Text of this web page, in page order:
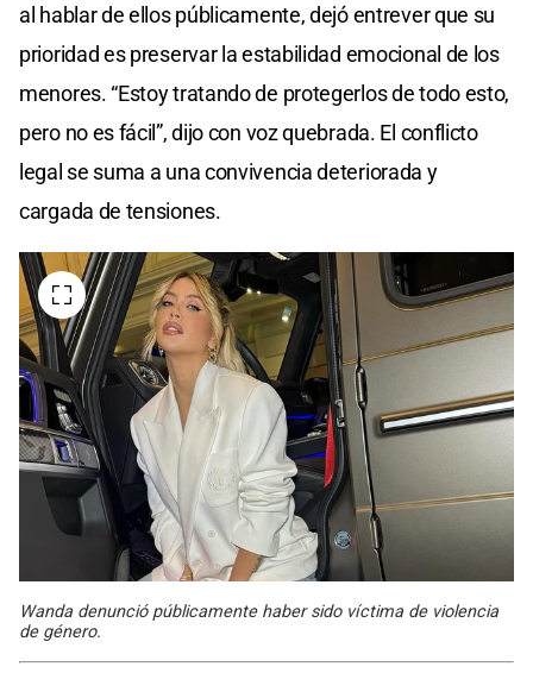
al hablar de ellos públicamente, dejó entrever que su
prioridad es preservar la estabilidad emocional de los
menores. “Estoy tratando de protegerlos de todo esto,
pero no es fácil”, dijo con voz quebrada. El conflicto
legal se suma a una convivencia deteriorada y
cargada de tensiones.
Wanda denunció públicamente haber sido víctima de violencia
de género.